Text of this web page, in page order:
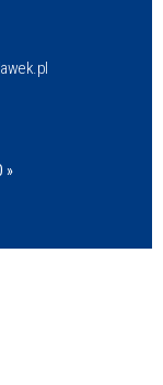
»